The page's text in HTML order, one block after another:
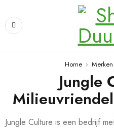
Home › Merken
Jungle
Jungle Culture is een bedrijf